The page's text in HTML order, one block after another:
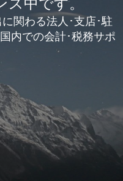
関わる法人･支店･駐
内での会計･税務サポ